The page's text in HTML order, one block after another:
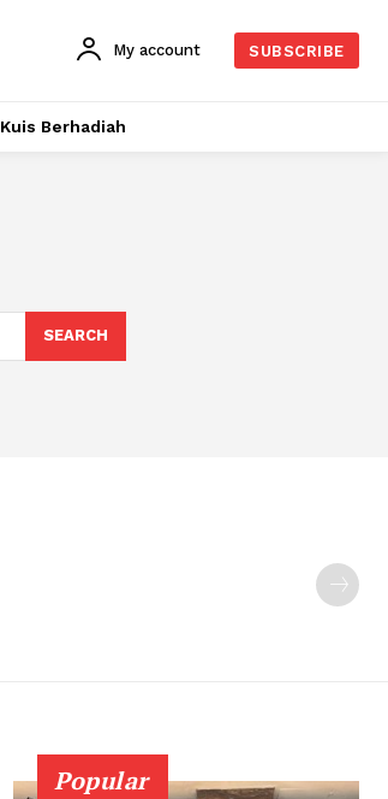
My account SUBSCRIBE
Kuis Berhadiah
SEARCH
Popular